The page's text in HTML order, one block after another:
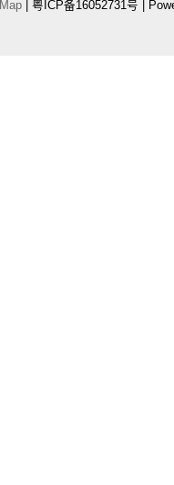
Map | 粤ICP备16052731号 |